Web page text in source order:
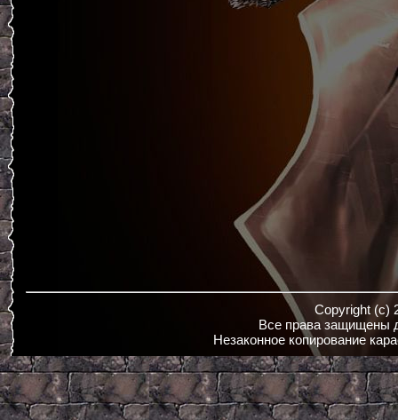
Copyright (c)
Все права защищены
Незаконное копирование